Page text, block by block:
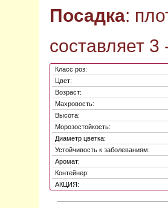
Посадка:
составляет
Класс роз:
Цвет:
Возраст:
Махровость:
Высота:
Морозостойкость:
Диаметр цветка:
Устойчивость к заболеваниям:
Аромат:
Контейнер:
АКЦИЯ: